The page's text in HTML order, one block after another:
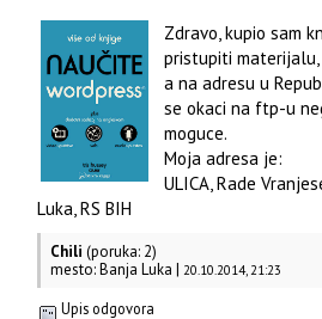
Zdravo, kupio sam
pristupiti
a na adresu u
se okaci na ftp-u
moguce.
Moja adresa je:
ULICA, Rade
Luka, RS BIH
Chili (poruka: 2)
mesto: Banja Luka |20.10.2014, 21:23
Upis odgovora